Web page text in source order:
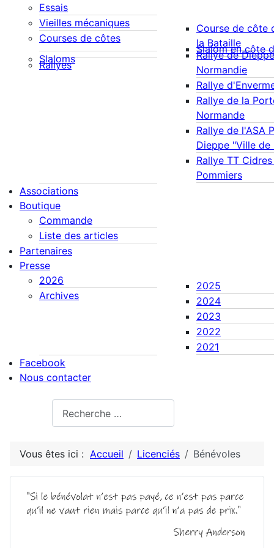
Essais
Vieilles mécaniques
Courses de côtes
Course de côte
la Bataille
Slaloms
Slalom en côte
Rallyes
Rallye de Dieppe
Normandie
Rallye
Rallye de la
Normande
Rallye de l'ASA
Dieppe "Ville de
Rallye TT
Pommiers
Associations
Boutique
Commande
Liste des articles
Partenaires
Presse
2026
Archives
2025
2024
2023
2022
2021
Facebook
Nous contacter
Vous êtes ici : Accueil Licenciés Bénévoles